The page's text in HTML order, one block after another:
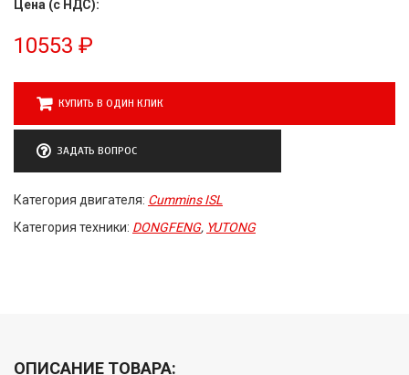
Цена (с НДС):
10553 ₽
КУПИТЬ В ОДИН КЛИК
ЗАДАТЬ ВОПРОС
Категория двигателя: Cummins ISL
Категория техники: DONGFENG, YUTONG
ОПИСАНИЕ ТОВАРА: